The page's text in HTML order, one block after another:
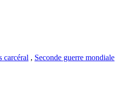
carcéral , Seconde guerre mondiale